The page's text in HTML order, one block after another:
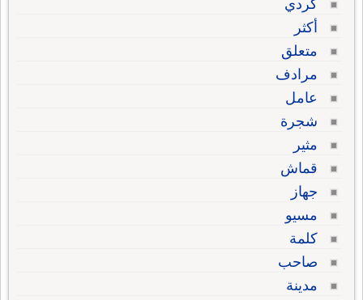
كردي
أكثر
متعلق
مرادف
عامل
شجرة
مثير
قماش
جهاز
مسيو
كلمة
صاحب
مدينة